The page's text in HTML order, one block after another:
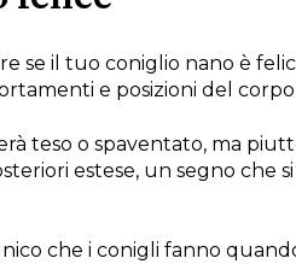
il tuo coniglio nano è
e posizioni del corpo.
teso o spaventato, ma
estese, un segno che
che i conigli fanno